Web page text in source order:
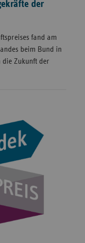
der
fand am
beim Bund in
die Zukunft der